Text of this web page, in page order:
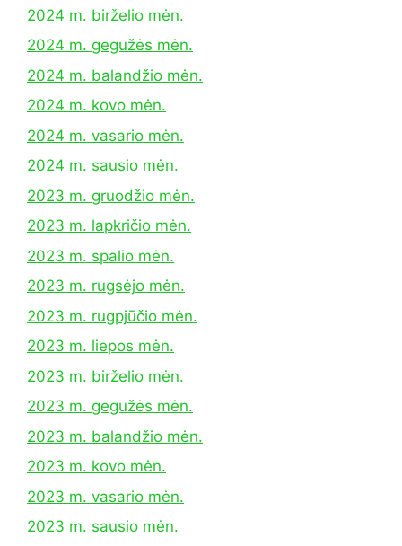
2024 m. birželio mėn.
2024 m. gegužės mėn.
2024 m. balandžio mėn.
2024 m. kovo mėn.
2024 m. vasario mėn.
2024 m. sausio mėn.
2023 m. gruodžio mėn.
2023 m. lapkričio mėn.
2023 m. spalio mėn.
2023 m. rugsėjo mėn.
2023 m. rugpjūčio mėn.
2023 m. liepos mėn.
2023 m. birželio mėn.
2023 m. gegužės mėn.
2023 m. balandžio mėn.
2023 m. kovo mėn.
2023 m. vasario mėn.
2023 m. sausio mėn.